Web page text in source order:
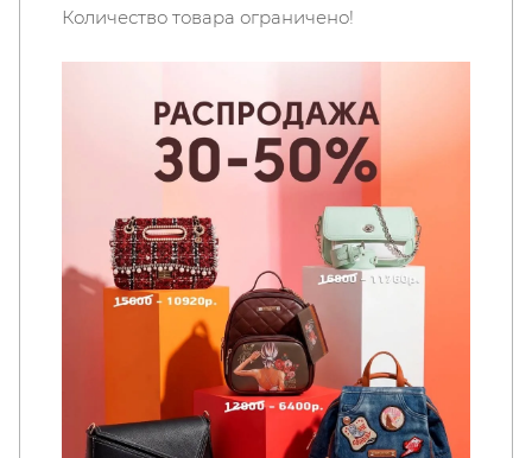
Количество товара ограничено!